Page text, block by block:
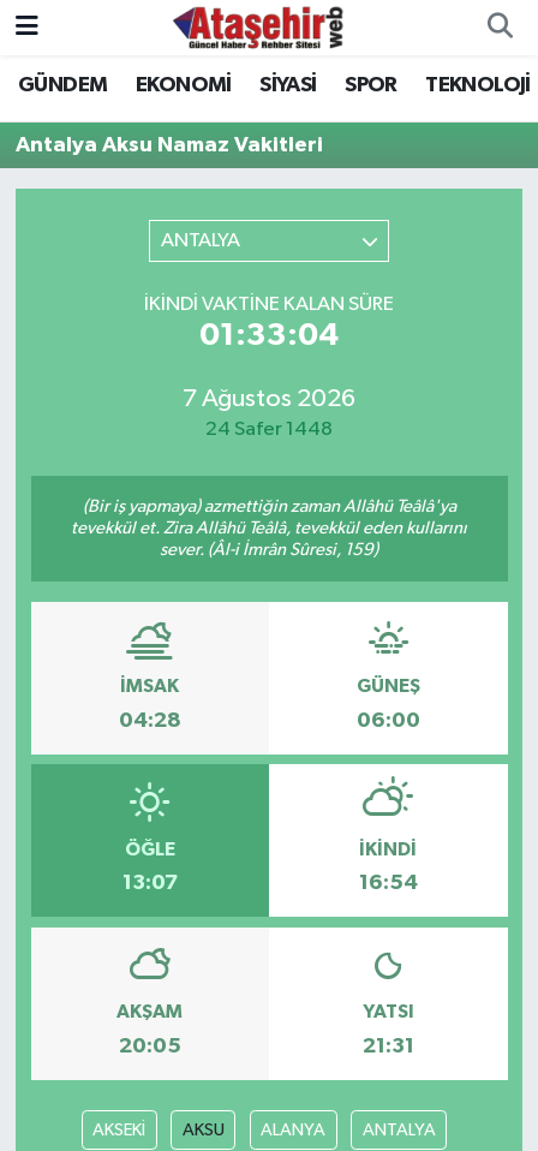
GÜNDEM EKONOMİ SİYASİ SPOR TEKNOLOJİ
Antalya Aksu Namaz Vakitleri
ANTALYA
İKINDI VAKTINE KALAN SÜRE
01:33:04
7 Ağustos 2026
24 Safer 1448
(Bir iş yapmaya) azmettiğin zaman Allâhü Teâlâ'ya
tevekkül et. Zira Allâhü Teâlâ, tevekkül eden kullarını
sever. (Âl-i İmrân Sûresi, 159)
İMSAK
04:28
GÜNEŞ
06:00
ÖĞLE
13:07
İKINDI
16:54
AKŞAM
20:05
YATSI
21:31
AKSEKİ AKSU ALANYA ANTALYA
Hava Durumu
Trafik Durumu
Son Dakika Haberleri